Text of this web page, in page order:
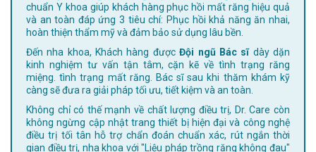
chuẩn Y khoa giúp khách hàng phục hồi mất răng hiệu quả
và an toàn đáp ứng 3 tiêu chí: Phục hồi khả năng ăn nhai,
hoàn thiện thẩm mỹ và đảm bảo sử dụng lâu bền.
Đến nha khoa, Khách hàng đượcĐội ngũ Bác sĩdày dặn
kinh nghiệm tư vấn tận tâm, cặn kẽ về tình trạng răng
miệng. tình trạng mất răng. Bác sĩ sau khi thăm khám kỹ
càng sẽ đưa ra giải pháp tối ưu, tiết kiệm và an toàn.
Không chỉ có thế mạnh về chất lượng điều trị, Dr. Care còn
không ngừng cập nhật trang thiết bị hiện đại và công nghệ
điều trị tối tân hỗ trợ chẩn đoán chuẩn xác, rút ngắn thời
gian điều trị, nha khoa với "Liệu pháp trồng răng không đau"